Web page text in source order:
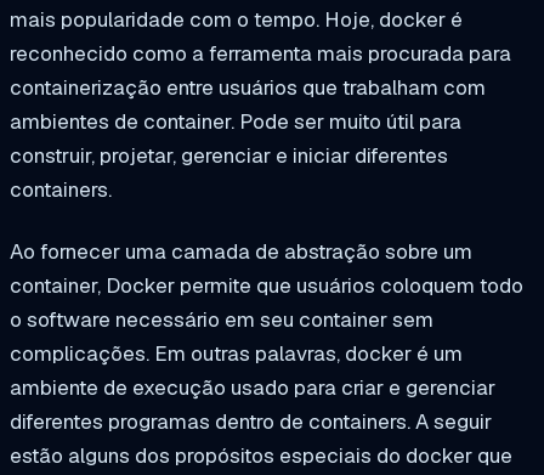
mais popularidade com o tempo. Hoje, docker é
reconhecido como a ferramenta mais procurada para
containerização entre usuários que trabalham com
ambientes de container. Pode ser muito útil para
construir, projetar, gerenciar e iniciar diferentes
containers.
Ao fornecer uma camada de abstração sobre um
container, Docker permite que usuários coloquem todo
o software necessário em seu container sem
complicações. Em outras palavras, docker é um
ambiente de execução usado para criar e gerenciar
diferentes programas dentro de containers. A seguir
estão alguns dos propósitos especiais do docker que